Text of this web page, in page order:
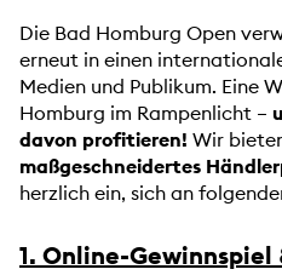
Die Bad Homburg Open
erneut in einen
Medien und Publikum. Eine
Homburg im Rampenlicht –
davon profitieren! Wir
maßgeschneidertes
herzlich ein, sich an
1. Online-Gewinnspiel